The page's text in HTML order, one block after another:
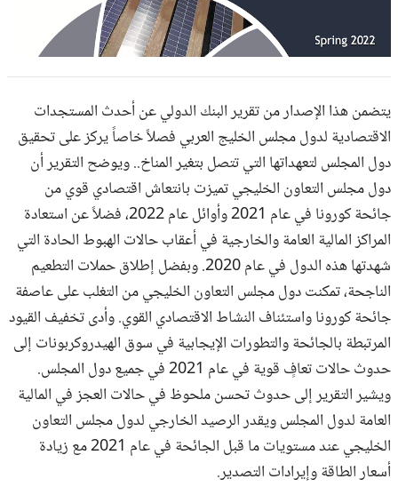
يتضمن هذا الإصدار من تقرير البنك الدولي عن أحدث المستجدات
الاقتصادية لدول مجلس الخليج العربي فصلاً خاصاً يركز على تحقيق
دول المجلس لتعهداتها التي تتصل بتغير المناخ.. ويوضح التقرير أن
دول مجلس التعاون الخليجي تميزت بانتعاش اقتصادي قوي من
جائحة كورونا في عام 2021 وأوائل عام 2022، فضلاً عن استعادة
المراكز المالية العامة والخارجية في أعقاب حالات الهبوط الحادة التي
شهدتها هذه الدول في عام 2020. وبفضل إطلاق حملات التطعيم
الناجحة، تمكنت دول مجلس التعاون الخليجي من التغلب على عاصفة
جائحة كورونا واستئناف النشاط الاقتصادي القوي. وأدى تخفيف القيود
المرتبطة بالجائحة والتطورات الإيجابية في سوق الهيدروكربونات إلى
حدوث حالات تعافٍ قوية في عام 2021 في جميع دول المجلس.
ويشير التقرير إلى حدوث تحسن ملحوظ في حالات العجز في المالية
العامة لدول المجلس ويقدر الرصيد الخارجي لدول مجلس التعاون
الخليجي عند مستويات ما قبل الجائحة في عام 2021 مع زيادة
أسعار الطاقة وإيرادات التصدير.